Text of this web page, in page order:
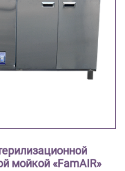
мойкой «FamAIR»